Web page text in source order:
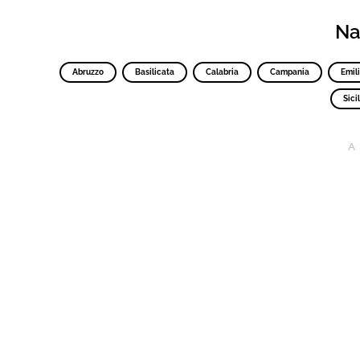
Abruzzo Basilicata Calabria Campania
A